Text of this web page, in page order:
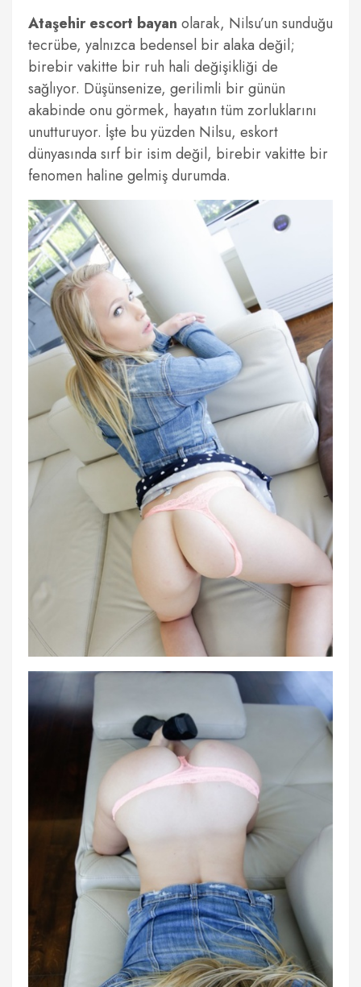
Ataşehir escort bayan olarak, Nilsu’un sunduğu
tecrübe, yalnızca bedensel bir alaka değil;
birebir vakitte bir ruh hali değişikliği de
sağlıyor. Düşünsenize, gerilimli bir günün
akabinde onu görmek, hayatın tüm zorluklarını
unutturuyor. İşte bu yüzden Nilsu, eskort
dünyasında sırf bir isim değil, birebir vakitte bir
fenomen haline gelmiş durumda.